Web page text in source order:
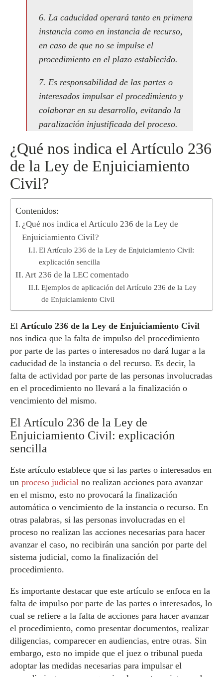
6. La caducidad operará tanto en primera
instancia como en instancia de recurso,
en caso de que no se impulse el
procedimiento en el plazo establecido.
7. Es responsabilidad de las partes o
interesados impulsar el procedimiento y
colaborar en su desarrollo, evitando la
paralización injustificada del proceso.
¿Qué nos indica el Artículo 236
de la Ley de Enjuiciamiento
Civil?
Contenidos:
¿Qué nos indica el Artículo 236 de la Ley de
Enjuiciamiento Civil?
El Artículo 236 de la Ley de Enjuiciamiento Civil:
explicación sencilla
Art 236 de la LEC comentado
Ejemplos de aplicación del Artículo 236 de la Ley
de Enjuiciamiento Civil
El Artículo 236 de la Ley de Enjuiciamiento Civil
nos indica que la falta de impulso del procedimiento
por parte de las partes o interesados no dará lugar a la
caducidad de la instancia o del recurso. Es decir, la
falta de actividad por parte de las personas involucradas
en el procedimiento no llevará a la finalización o
vencimiento del mismo.
El Artículo 236 de la Ley de
Enjuiciamiento Civil: explicación
sencilla
Este artículo establece que si las partes o interesados en
un proceso judicial no realizan acciones para avanzar
en el mismo, esto no provocará la finalización
automática o vencimiento de la instancia o recurso. En
otras palabras, si las personas involucradas en el
proceso no realizan las acciones necesarias para hacer
avanzar el caso, no recibirán una sanción por parte del
sistema judicial, como la finalización del
procedimiento.
Es importante destacar que este artículo se enfoca en la
falta de impulso por parte de las partes o interesados, lo
cual se refiere a la falta de acciones para hacer avanzar
el procedimiento, como presentar documentos, realizar
diligencias, comparecer en audiencias, entre otras. Sin
embargo, esto no impide que el juez o tribunal pueda
adoptar las medidas necesarias para impulsar el